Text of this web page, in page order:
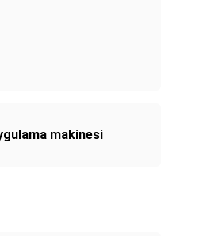
makinesi